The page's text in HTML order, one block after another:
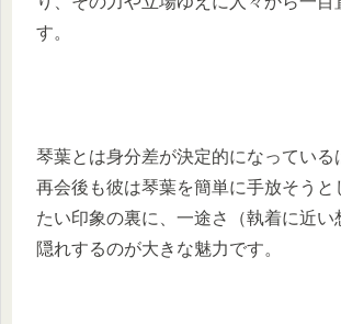
す。
琴葉とは身分差が決定的になっている
再会後も彼は琴葉を簡単に手放そうと
たい印象の裏に、一途さ（執着に近い
隠れするのが大きな魅力です。